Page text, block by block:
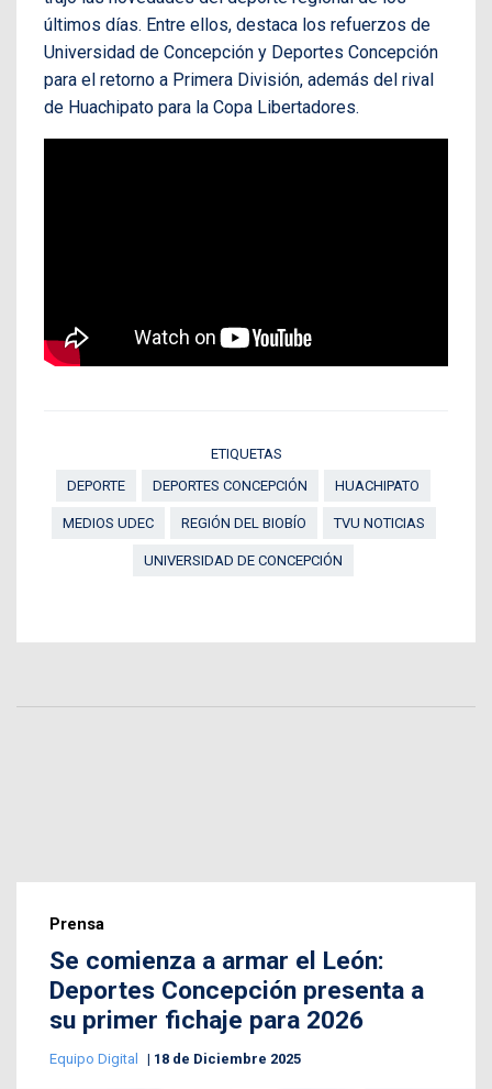
últimos días. Entre ellos, destaca los refuerzos de
Universidad de Concepción y Deportes Concepción
para el retorno a Primera División, además del rival
de Huachipato para la Copa Libertadores.
ETIQUETAS
DEPORTE
DEPORTES CONCEPCIÓN HUACHIPATO
MEDIOS UDEC REGIÓN DEL BIOBÍO TVU NOTICIAS
UNIVERSIDAD DE CONCEPCIÓN
Prensa
Se comienza a armar el León:
Deportes Concepción presenta a
su primer fichaje para 2026
Equipo Digital 18 de Diciembre 2025